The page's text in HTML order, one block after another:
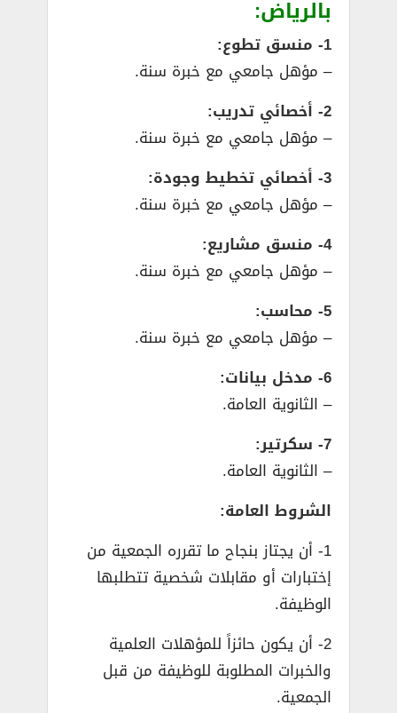
بالرياض:
1- منسق تطوع:
– مؤهل جامعي مع خبرة سنة.
2- أخصائي تدريب:
– مؤهل جامعي مع خبرة سنة.
3- أخصائي تخطيط وجودة:
– مؤهل جامعي مع خبرة سنة.
4- منسق مشاريع:
– مؤهل جامعي مع خبرة سنة.
5- محاسب:
– مؤهل جامعي مع خبرة سنة.
6- مدخل بيانات:
– الثانوية العامة.
7- سكرتير:
– الثانوية العامة.
الشروط العامة:
1- أن يجتاز بنجاح ما تقرره الجمعية من
إختبارات أو مقابلات شخصية تتطلبها
الوظيفة.
2- أن يكون حائزاً للمؤهلات العلمية
والخبرات المطلوبة للوظيفة من قبل
الجمعية.